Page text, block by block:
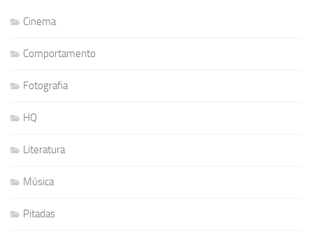
Cinema
Comportamento
Fotografia
HQ
Literatura
Música
Pitadas